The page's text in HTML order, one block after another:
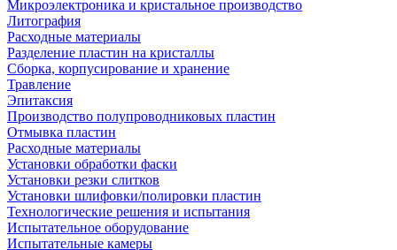
Микроэлектроника и кристальное производство
Литография
Расходные материалы
Разделение пластин на кристаллы
Сборка, корпусирование и хранение
Травление
Эпитаксия
Производство полупроводниковых пластин
Отмывка пластин
Расходные материалы
Установки обработки фаски
Установки резки слитков
Установки шлифовки/полировки пластин
Технологические решения и испытания
Испытательное оборудование
Испытательные камеры